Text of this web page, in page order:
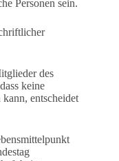
Personen sein.
des
keine
entscheidet